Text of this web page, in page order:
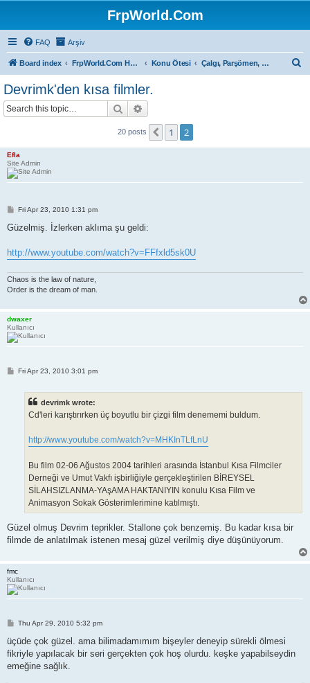
FrpWorld.Com
FAQ Arşiv
Board index FrpWorld.Com Hakkında Konu Ötesi Çalgı, Parşömen, Sahne...
Devrimk'den kısa filmler.
Search
20 posts Previous
1 2
Efla
Site Admin
P
s
Fri Apr 23, 2010 1:31 pm
Güzelmiş. İzlerken aklıma şu geldi:
http://www.youtube.com/watch?v=FFfxld5sk0U
Chaos is the law of nature,
Order is the dream of man.
dwaxer
Kullanıcı
PFri Apr 23, 2010 3:01 pm
devrimk wrote:
Cd'leri karıştırırken üç boyutlu bir çizgi film denememi buldum.
http://www.youtube.com/watch?v=MHKInTLfLnU
Bu film 02-06 Ağustos 2004 tarihleri arasında İstanbul Kısa Filmciler
Derneği ve Umut Vakfı işbirliğiyle gerçekleştirilen BİREYSEL
SİLAHSIZLANMA-YAşAMA HAKTANIYIN konulu Kısa Film ve
Animasyon Sokak Gösterimlerimine katılmıştı.
Güzel olmuş Devrim teprikler. Stallone çok benzemiş. Bu kadar kısa bir
filmde de anlatılmak istenen mesaj güzel verilmiş diye düşünüyorum.
fmc
Kullanıcı
P
s
t
Thu Apr 29, 2010 5:32 pm
üçüde çok güzel. ama bilimadamımım bişeyler deneyip sürekli ölmesi
fikriyle yapılacak bir seri gerçekten çok hoş olurdu. keşke yapabilseydin
emeğine sağlık.